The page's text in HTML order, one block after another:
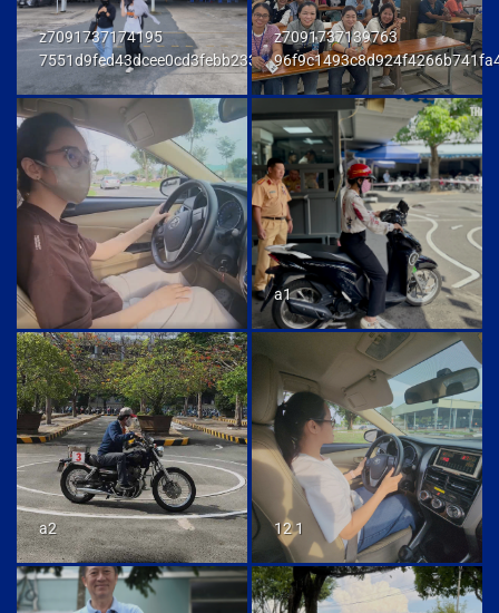
z7091737174195
7551d9fed43dcee0cd3febb233847292
z7091737139763
a1
a2 12 1